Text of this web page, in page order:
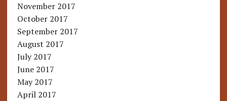
November 2017
October 2017
September 2017
August 2017
July 2017
June 2017
May 2017
April 2017